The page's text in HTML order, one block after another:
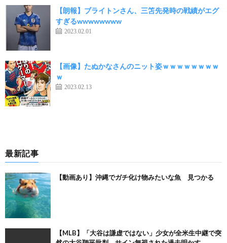
【朗報】ブライトンさん、三笘先発時の戦績がエグ
すぎるwwwwwwww
2023.02.01
【画像】たぬかなさんのニット姿ｗｗｗｗｗｗｗｗ
ｗ
2023.02.13
最新記事
【動画あり】沖縄でガチ化け物みたいな魚 見つかる
【MLB】「大谷は謙虚ではない」少女が全米生中継で突